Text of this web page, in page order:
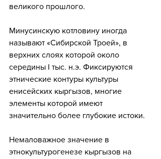
великого прошлого.
Минусинскую котловину иногда
называют «Сибирской Троей», в
верхних слоях которой около
середины I тыс. н.э. Фиксируются
этнические контуры культуры
енисейских кыргызов, многие
элементы которой имеют
значительно более глубокие истоки.
Немаловажное значение в
этнокультурогенезе кыргызов на